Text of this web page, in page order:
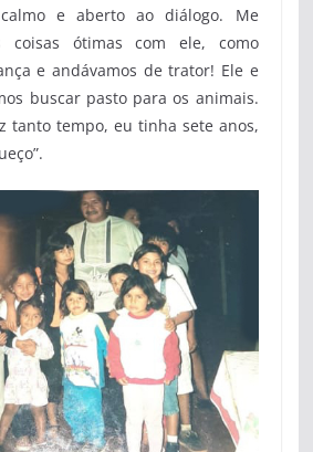
e aberto ao diálogo. Me
coisas ótimas com ele, como
e andávamos de trator! Ele e
buscar pasto para os animais.
tanto tempo, eu tinha sete anos,